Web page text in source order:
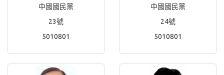
中國國民黨
23號
5010801
中國國民黨
24號
5010801